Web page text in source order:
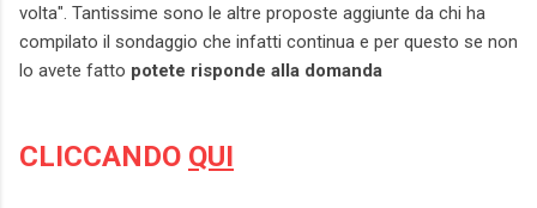
volta". Tantissime sono le altre proposte aggiunte da chi ha
compilato il sondaggio che infatti continua e per questo se non
lo avete fatto potete risponde alla domanda
CLICCANDO QUI